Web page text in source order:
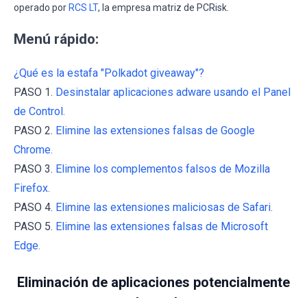
operado por RCS LT, la empresa matriz de PCRisk.
Menú rápido:
¿Qué es la estafa "Polkadot giveaway"?
PASO 1. Desinstalar aplicaciones adware usando el Panel
de Control.
PASO 2. Elimine las extensiones falsas de Google
Chrome.
PASO 3. Elimine los complementos falsos de Mozilla
Firefox.
PASO 4. Elimine las extensiones maliciosas de Safari.
PASO 5. Elimine las extensiones falsas de Microsoft
Edge.
Eliminación de aplicaciones potencialmente